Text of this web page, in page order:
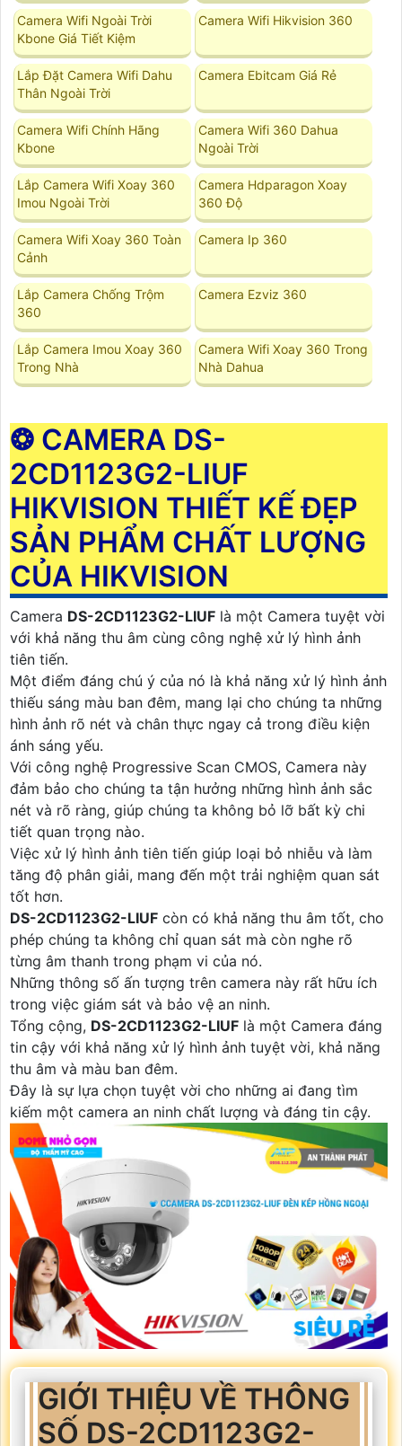
Camera Wifi Ngoài Trời
Kbone Giá Tiết Kiệm
Camera Wifi Hikvision 360
Lắp Đặt Camera Wifi Dahu
Thân Ngoài Trời
Camera Ebitcam Giá Rẻ
Camera Wifi Chính Hãng
Kbone
Camera Wifi 360 Dahua
Ngoài Trời
Lắp Camera Wifi Xoay 360
Imou Ngoài Trời
Camera Hdparagon Xoay
360 Độ
Camera Wifi Xoay 360 Toàn
Cảnh
Camera Ip 360
Lắp Camera Chống Trộm
360
Camera Ezviz 360
Lắp Camera Imou Xoay 360
Trong Nhà
Camera Wifi Xoay 360 Trong
Nhà Dahua
❂ CAMERA DS-
2CD1123G2-LIUF
HIKVISION THIẾT KẾ ĐẸP
SẢN PHẨM CHẤT LƯỢNG
CỦA HIKVISION
Camera DS-2CD1123G2-LIUF là một Camera tuyệt vời
với khả năng thu âm cùng công nghệ xử lý hình ảnh
tiên tiến.
Một điểm đáng chú ý của nó là khả năng xử lý hình ảnh
thiếu sáng màu ban đêm, mang lại cho chúng ta những
hình ảnh rõ nét và chân thực ngay cả trong điều kiện
ánh sáng yếu.
Với công nghệ Progressive Scan CMOS, Camera này
đảm bảo cho chúng ta tận hưởng những hình ảnh sắc
nét và rõ ràng, giúp chúng ta không bỏ lỡ bất kỳ chi
tiết quan trọng nào.
Việc xử lý hình ảnh tiên tiến giúp loại bỏ nhiễu và làm
tăng độ phân giải, mang đến một trải nghiệm quan sát
tốt hơn.
DS-2CD1123G2-LIUF còn có khả năng thu âm tốt, cho
phép chúng ta không chỉ quan sát mà còn nghe rõ
từng âm thanh trong phạm vi của nó.
Những thông số ấn tượng trên camera này rất hữu ích
trong việc giám sát và bảo vệ an ninh.
Tổng cộng, DS-2CD1123G2-LIUF là một Camera đáng
tin cậy với khả năng xử lý hình ảnh tuyệt vời, khả năng
thu âm và màu ban đêm.
Đây là sự lựa chọn tuyệt vời cho những ai đang tìm
kiếm một camera an ninh chất lượng và đáng tin cậy.
GIỚI THIỆU VỀ THÔNG
SỐ DS-2CD1123G2-